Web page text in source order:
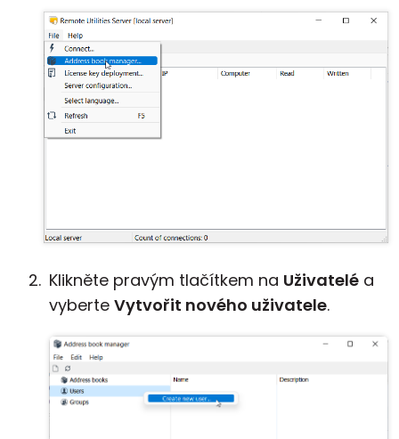
Klikněte pravým tlačítkem na Uživatelé a
vyberte Vytvořit nového uživatele.